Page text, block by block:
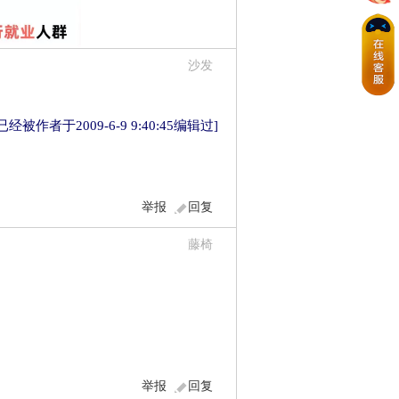
沙发
经被作者于2009-6-9 9:40:45编辑过]
回复
举报
藤椅
回复
举报